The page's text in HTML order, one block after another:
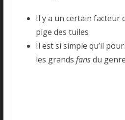
Il y a un certain facteur
pige des tuiles
Il est si simple qu’il
les grands fansdu genre